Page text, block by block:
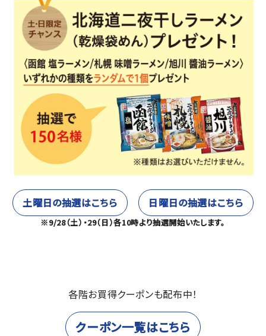
土曜日の抽選はこちら 日曜日の抽選はこちら
※9/28（土）・29（日）各10時より抽選開始いたします。
各階お買得クーポンも配布中！
クーポン一覧はこちら